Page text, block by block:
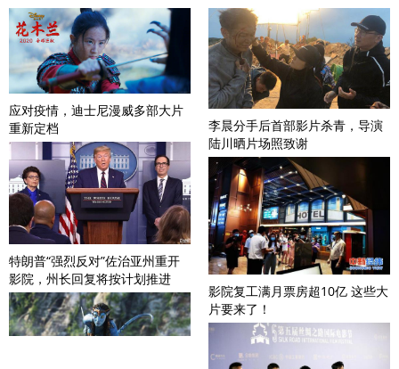
应对疫情，迪士尼漫威多部大片
重新定档
特朗普“强烈反对”佐治亚州重开
影院，州长回复将按计划推进
李晨分手后首部影片杀青，导演
陆川晒片场照致谢
影院复工满月票房超10亿 这些大
片要来了！